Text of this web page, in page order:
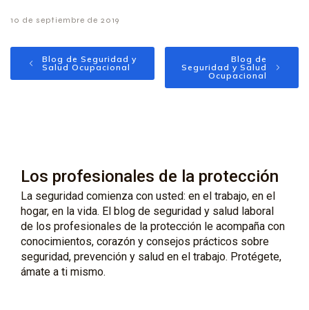
10 de septiembre de 2019
Blog de Seguridad y
Salud Ocupacional
Blog de
Seguridad y Salud
Ocupacional
Los profesionales de la protección
La seguridad comienza con usted: en el trabajo, en el
hogar, en la vida. El blog de seguridad y salud laboral
de los profesionales de la protección le acompaña con
conocimientos, corazón y consejos prácticos sobre
seguridad, prevención y salud en el trabajo. Protégete,
ámate a ti mismo.